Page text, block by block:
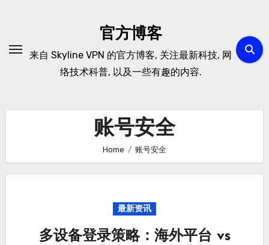
官方博客
来自 Skyline VPN 的官方博客, 关注最新科技, 网
络技术科普, 以及一些有趣的内容.
账号安全
Home 账号安全
最新资讯
多设备登录策略：海外平台 vs